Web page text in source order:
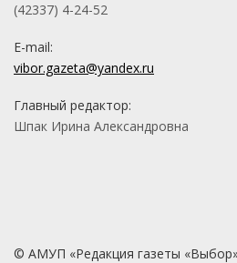
(42337) 4-24-52
E-mail:
vibor.gazeta@yandex.ru
Главный редактор:
Шпак Ирина Александровна
© АМУП «Редакция газеты